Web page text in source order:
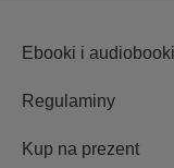
Ebooki i audiobooki
Regulaminy
Kup na prezent